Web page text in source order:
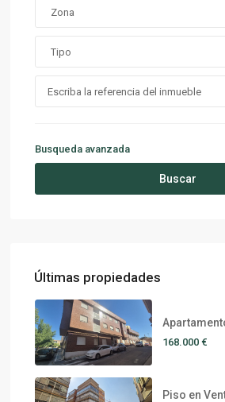
Busqueda avanzada
Buscar
Últimas propiedades
168.000 €
Piso en